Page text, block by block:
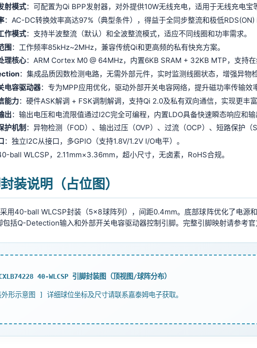
射模式：可配置为Qi BPP发射器，对外提供10W无线充电，适用于无线充电宝
：AC-DC转换效率高达97%（典型条件），得益于全同步整流和极低RDS(ON)
作模式：支持半波整流（默认）和全波整流模式，适应不同线圈和功率需求。
围：工作频率85kHz~2MHz，兼容传统Qi和更高频的私有快充方案。
理核心：ARM Cortex M0 @ 64MHz，内置6KB SRAM + 32KB MTP，支持在
：集成品质因数检测电路，无需外部元件，实时监测线圈状态，增强异物
电容驱动器：专为MPP应用优化，驱动外部开关电容网络，提升磁功率传输效
能力：硬件ASK解调 + FSK调制解调，支持Qi 2.0及私有双向通信，实现更丰富
出：输出电压和电流限值通过I2C完全可编程，内置LDO具备快速瞬态响应和输
护机制 ：异物检测（FOD）、输出过压（OVP）、过流（OCP）、短路保护（
：独立I2C从接口，多GPIO（支持1.8V/1.2V I/O电平）。
ball WLCSP，2.11mm×3.36mm，超小尺寸，无卤素，RoHS合规。
装说明（占位图）
用40-ball WLCSP封装（5×8球阵列），间距0.4mm。底部球阵优化了电源
包括Q-Detection输入和外部开关电容驱动器控制引脚。完整引脚映射请参考官
40-WLCSP 引脚封装图（顶视图/球阵分布）
形示意图 ] 详细球位坐标及尺寸请联系嘉泰姆电子获取。